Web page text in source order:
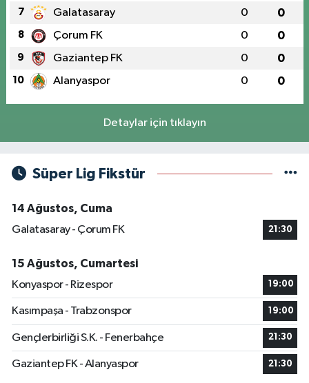
7 Galatasaray 0 0
8 Çorum FK 0 0
9 Gaziantep FK 0 0
10 Alanyaspor 0 0
Detaylar için tıklayın
Süper Lig Fikstür
14 Ağustos, Cuma
Galatasaray - Çorum FK
21:30
15 Ağustos, Cumartesi
Konyaspor - Rizespor
19:00
Kasımpaşa - Trabzonspor 19:00
Gençlerbirliği S.K. - Fenerbahçe 21:30
Gaziantep FK - Alanyaspor 21:30